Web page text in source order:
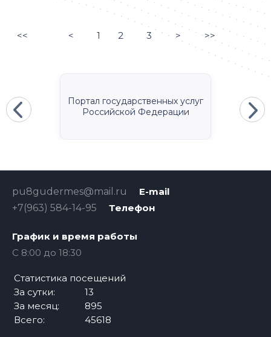
<< < 1 2 3 > >>
Портал государственных услуг
Российской Федерации
E-mail
pu8gudermes@mail.ru
Телефон
+7(963) 584-14-95
График и время работы
C 8:00 до 18:30
Статистика посещений
За сутки:
13
За месяц:
895
Всего:
45618